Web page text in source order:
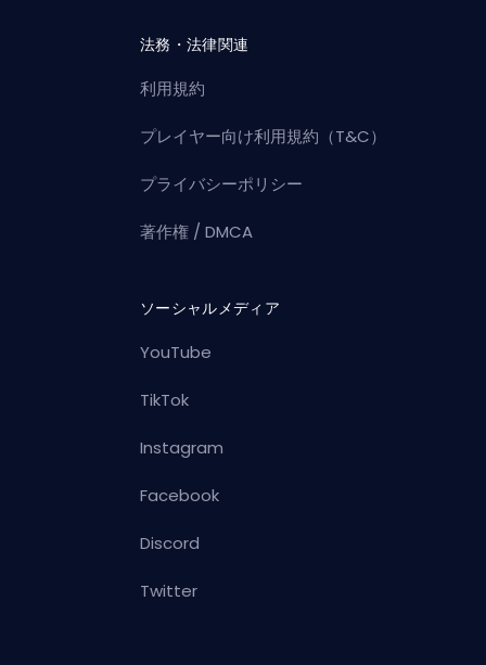
法務・法律関連
利用規約
プレイヤー向け利用規約（T&C）
プライバシーポリシー
著作権 / DMCA
ソーシャルメディア
YouTube
TikTok
Instagram
Facebook
Discord
Twitter